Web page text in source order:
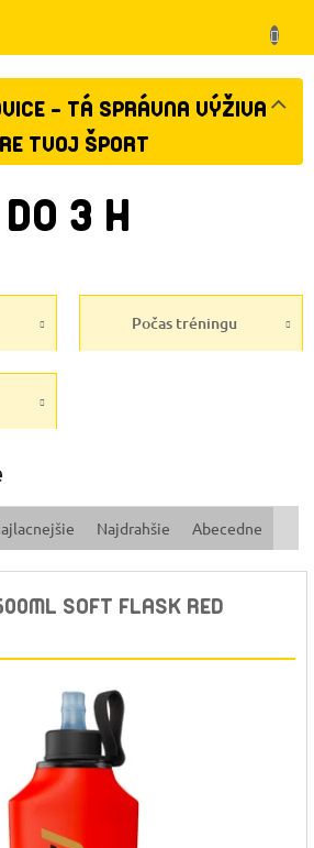
- TÁ SPRÁVNA VÝŽIVA
TVOJ ŠPORT
DO 3 H
Počas tréningu
Najdrahšie Abecedne
SOFT FLASK RED